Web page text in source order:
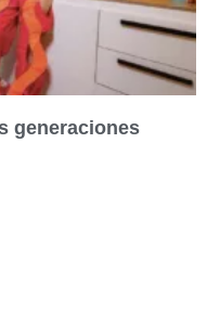
generaciones